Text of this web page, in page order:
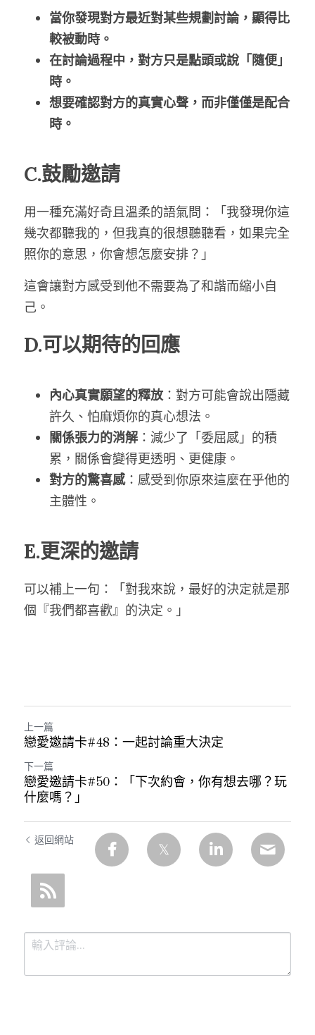
當你發現對方最近對某些規劃討論，顯得比
較被動時。
在討論過程中，對方只是點頭或說「隨便」
時。
想要確認對方的真實心聲，而非僅僅是配合
時。
C.鼓勵邀請
用一種充滿好奇且溫柔的語氣問：「我發現你這
幾次都聽我的，但我真的很想聽聽看，如果完全
照你的意思，你會想怎麼安排？」
這會讓對方感受到他不需要為了和諧而縮小自
己。
D.可以期待的回應
內心真實願望的釋放：對方可能會說出隱藏
許久、怕麻煩你的真心想法。
關係張力的消解 ：減少了「委屈感」的積
累，關係會變得更透明、更健康。
對方的驚喜感：感受到你原來這麼在乎他的
主體性。
E.更深的邀請
可以補上一句：「對我來說，最好的決定就是那
個『我們都喜歡』的決定。」
上一篇
戀愛邀請卡#48：一起討論重大決定
下一篇
戀愛邀請卡#50：「下次約會，你有想去哪？玩
什麼嗎？」
返回網站